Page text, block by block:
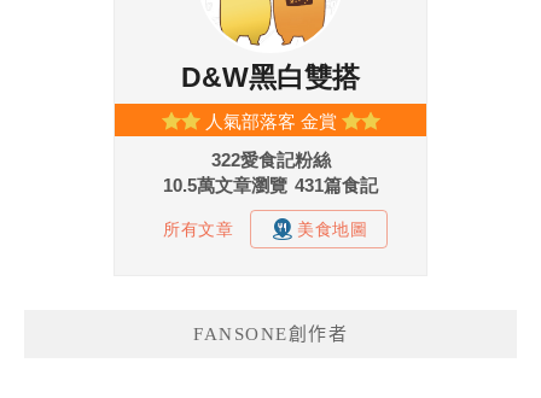
FANSONE創作者